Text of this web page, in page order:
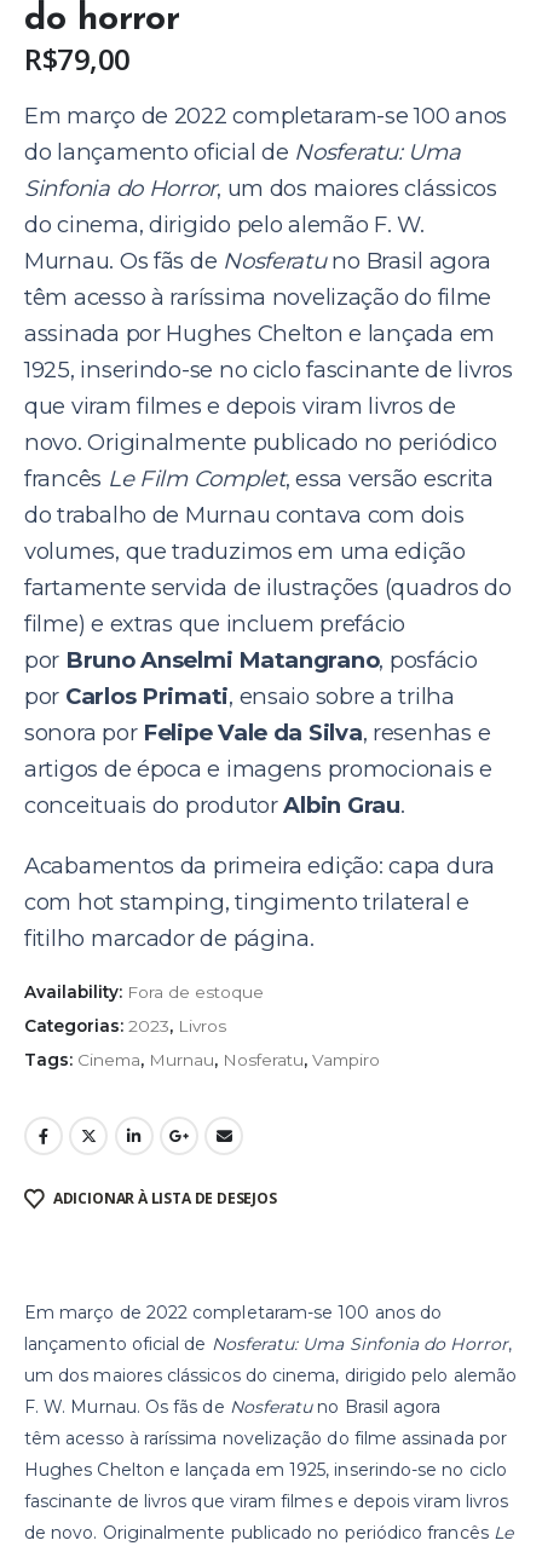
do horror
R$79,00
Em março de 2022 completaram-se 100 anos
do lançamento oficial de Nosferatu: Uma
Sinfonia do Horror, um dos maiores clássicos
do cinema, dirigido pelo alemão F. W.
Murnau. Os fãs de Nosferatuno Brasil agora
têm acesso à raríssima novelização do filme
assinada por Hughes Chelton e lançada em
1925, inserindo-se no ciclo fascinante de livros
que viram filmes e depois viram livros de
novo. Originalmente publicado no periódico
francês Le Film Complet, essa versão escrita
do trabalho de Murnau contava com dois
volumes, que traduzimos em uma edição
fartamente servida de ilustrações (quadros do
filme) e extras que incluem prefácio
por Bruno Anselmi Matangrano, posfácio
por Carlos Primati, ensaio sobre a trilha
sonora por Felipe Vale da Silva, resenhas e
artigos de época e imagens promocionais e
conceituais do produtorAlbin Grau.
Acabamentos da primeira edição: capa dura
com hot stamping, tingimento trilateral e
fitilho marcador de página.
Availability: Fora de estoque
Categorias: 2023, Livros
Tags: Cinema, Murnau, Nosferatu, Vampiro
ADICIONAR À LISTA DE DESEJOS
Em março de 2022 completaram-se 100 anos do
lançamento oficial de Nosferatu: Uma Sinfonia do Horror,
um dos maiores clássicos do cinema, dirigido pelo alemão
F. W. Murnau. Os fãs de Nosferatu no Brasil agora
têm acesso à raríssima novelização do filme assinada por
Hughes Chelton e lançada em 1925, inserindo-se no ciclo
fascinante de livros que viram filmes e depois viram livros
de novo. Originalmente publicado no periódico francês Le